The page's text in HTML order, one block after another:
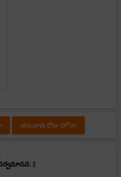
తరువాతి రోజు హోరా
||